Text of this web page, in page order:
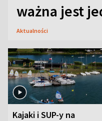
ważna jest
Aktualności
Kajaki i SUP-y na